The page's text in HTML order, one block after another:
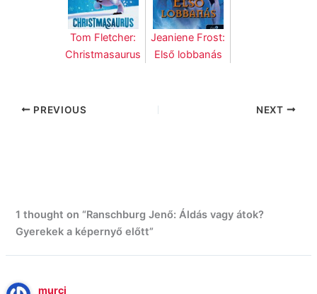
Tom Fletcher:
Christmasaurus
Jeaniene Frost:
Első lobbanás
PREVIOUS NEXT
1 thought on “Ranschburg Jenő: Áldás vagy átok?
Gyerekek a képernyő előtt”
murci